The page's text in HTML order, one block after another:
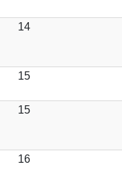
14
15
15
16